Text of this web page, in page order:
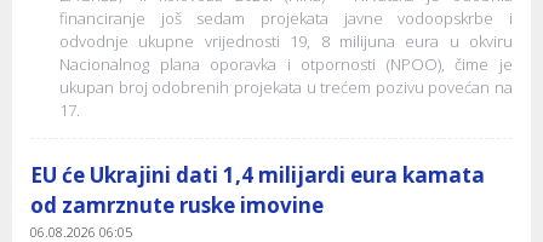
financiranje još sedam projekata javne vodoopskrbe i
odvodnje ukupne vrijednosti 19, 8 milijuna eura u okviru
Nacionalnog plana oporavka i otpornosti (NPOO), čime je
ukupan broj odobrenih projekata u trećem pozivu povećan na
17.
EU će Ukrajini dati 1,4 milijardi eura kamata
od zamrznute ruske imovine
06.08.2026 06:05